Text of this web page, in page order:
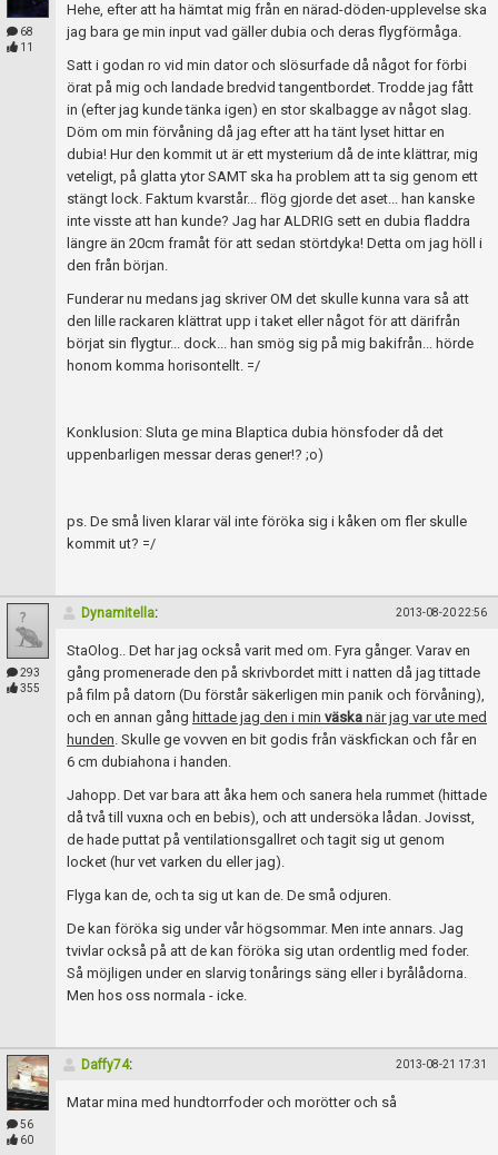
68
11
Hehe, efter att ha hämtat mig från en närad-döden-upplevelse ska
jag bara ge min input vad gäller dubia och deras flygförmåga.
Satt i godan ro vid min dator och slösurfade då något for förbi
örat på mig och landade bredvid tangentbordet. Trodde jag fått
in (efter jag kunde tänka igen) en stor skalbagge av något slag.
Döm om min förvåning då jag efter att ha tänt lyset hittar en
dubia! Hur den kommit ut är ett mysterium då de inte klättrar, mig
veteligt, på glatta ytor SAMT ska ha problem att ta sig genom ett
stängt lock. Faktum kvarstår... flög gjorde det aset... han kanske
inte visste att han kunde? Jag har ALDRIG sett en dubia fladdra
längre än 20cm framåt för att sedan störtdyka! Detta om jag höll i
den från början.
Funderar nu medans jag skriver OM det skulle kunna vara så att
den lille rackaren klättrat upp i taket eller något för att därifrån
börjat sin flygtur... dock... han smög sig på mig bakifrån... hörde
honom komma horisontellt. =/
Konklusion: Sluta ge mina Blaptica dubia hönsfoder då det
uppenbarligen messar deras gener!? ;o)
ps. De små liven klarar väl inte föröka sig i kåken om fler skulle
kommit ut? =/
293
355
Dynamitella: 2013-08-20 22:56
StaOlog.. Det har jag också varit med om. Fyra gånger. Varav en
gång promenerade den på skrivbordet mitt i natten då jag tittade
på film på datorn (Du förstår säkerligen min panik och förvåning),
och en annan gång hittade jag den i min väska när jag var ute med
hunden. Skulle ge vovven en bit godis från väskfickan och får en
6 cm dubiahona i handen.
Jahopp. Det var bara att åka hem och sanera hela rummet (hittade
då två till vuxna och en bebis), och att undersöka lådan. Jovisst,
de hade puttat på ventilationsgallret och tagit sig ut genom
locket (hur vet varken du eller jag).
Flyga kan de, och ta sig ut kan de. De små odjuren.
De kan föröka sig under vår högsommar. Men inte annars. Jag
tvivlar också på att de kan föröka sig utan ordentlig med foder.
Så möjligen under en slarvig tonårings säng eller i byrålådorna.
Men hos oss normala - icke.
56
60
Daffy74: 2013-08-21 17:31
Matar mina med hundtorrfoder och morötter och så